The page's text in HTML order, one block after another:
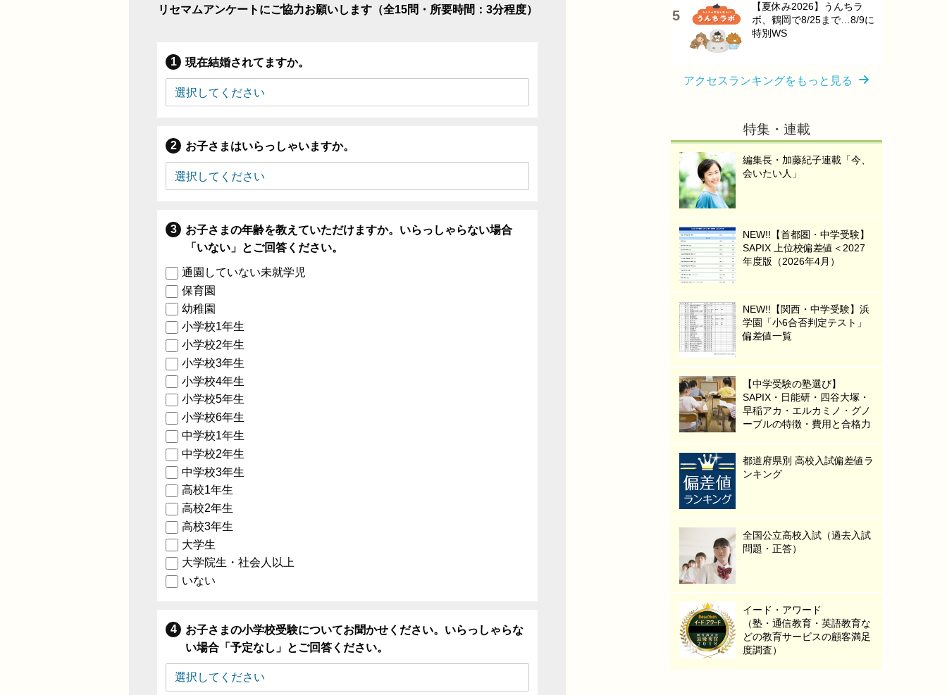
リセマムアンケートにご協力お願いします（全15問・所要時間：3分程度）
現在結婚されてますか。
お子さまはいらっしゃいますか。
お子さまの年齢を教えていただけますか。いらっしゃらない場合
「いない」とご回答ください。
通園していない未就学児
保育園
幼稚園
小学校1年生
小学校2年生
小学校3年生
小学校4年生
小学校5年生
小学校6年生
中学校1年生
中学校2年生
中学校3年生
高校1年生
高校2年生
高校3年生
大学生
大学院生・社会人以上
いない
お子さまの小学校受験についてお聞かせください。いらっしゃらな
い場合「予定なし」とご回答ください。
【夏休み2026】うんちラ
ボ、鶴岡で8/25まで…8/9に
特別WS
アクセスランキングをもっと見る
特集・連載
編集長・加藤紀子連載「今、
会いたい人」
NEW!!【首都圏・中学受験】
SAPIX 上位校偏差値＜2027
年度版（2026年4月）
NEW!!【関西・中学受験】浜
学園「小6合否判定テスト」
偏差値一覧
【中学受験の塾選び】
SAPIX・日能研・四谷大塚・
早稲アカ・エルカミノ・グノ
ーブルの特徴・費用と合格力
都道府県別 高校入試偏差値ラ
ンキング
全国公立高校入試（過去入試
問題・正答）
イード・アワード
（塾・通信教育・英語教育な
どの教育サービスの顧客満足
度調査）